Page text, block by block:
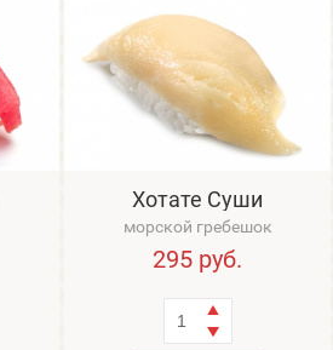
Хотате Суши
морской гребешок
295 руб.